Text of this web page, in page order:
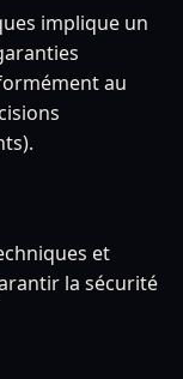
implique un
au
et
la sécurité